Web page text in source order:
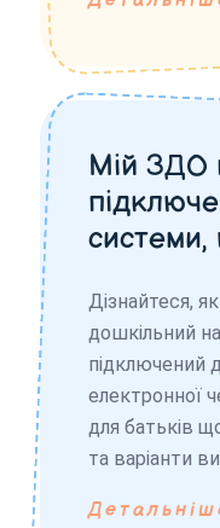
Мій ЗДО
Дізнайтеся,
дошкільний
підключений
електронної
для батьків
та варіанти